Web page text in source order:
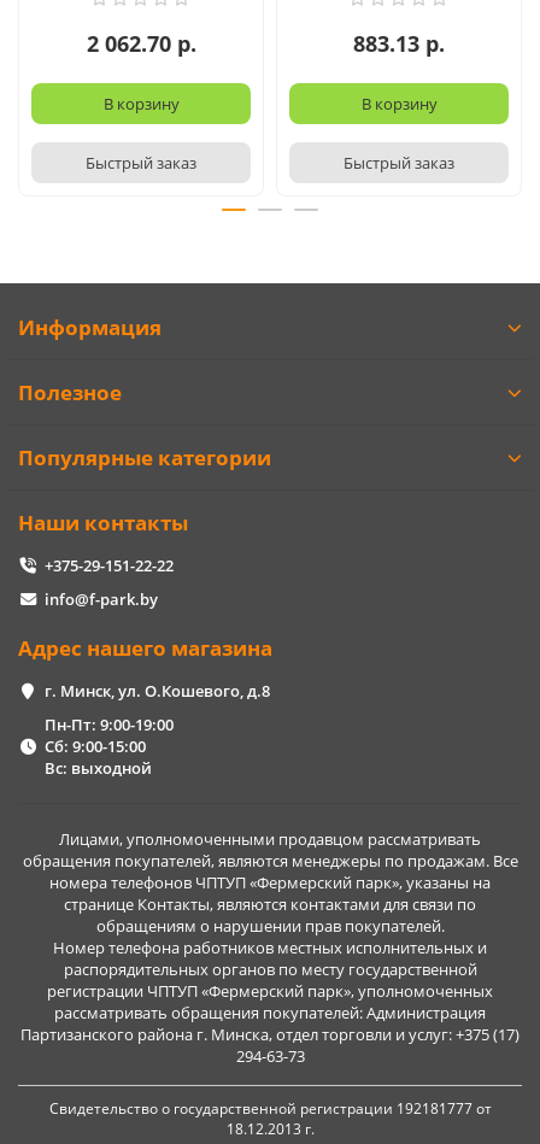
2 062.70 р.
В корзину
Быстрый заказ
883.13 р.
В корзину
Быстрый заказ
Информация
Полезное
Популярные категории
Наши контакты
+375-29-151-22-22
info@f-park.by
Адрес нашего магазина
г. Минск, ул. О.Кошевого, д.8
Пн-Пт: 9:00-19:00
Сб: 9:00-15:00
Вс: выходной
Лицами, уполномоченными продавцом рассматривать
обращения покупателей, являются менеджеры по продажам. Все
номера телефонов ЧПТУП «Фермерский парк», указаны на
странице Контакты, являются контактами для связи по
обращениям о нарушении прав покупателей.
Номер телефона работников местных исполнительных и
распорядительных органов по месту государственной
регистрации ЧПТУП «Фермерский парк», уполномоченных
рассматривать обращения покупателей: Администрация
Партизанского района г. Минска, отдел торговли и услуг: +375 (17)
294-63-73
Свидетельство о государственной регистрации 192181777 от
18.12.2013 г.